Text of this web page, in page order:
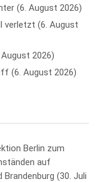
6. August 2026
verletzt 6. August
August 2026
6. August 2026
Berlin zum
auf
Brandenburg 30. Juli